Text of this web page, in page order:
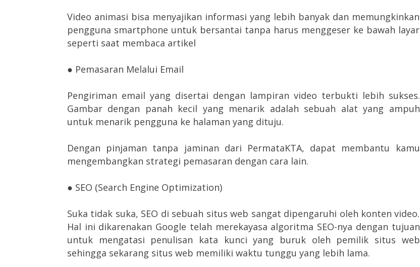
Video animasi bisa menyajikan informasi yang lebih banyak dan memungkinkan
pengguna smartphone untuk bersantai tanpa harus menggeser ke bawah layar
seperti saat membaca artikel
● Pemasaran Melalui Email
Pengiriman email yang disertai dengan lampiran video terbukti lebih sukses.
Gambar dengan panah kecil yang menarik adalah sebuah alat yang ampuh
untuk menarik pengguna ke halaman yang dituju.
Dengan pinjaman tanpa jaminan dari PermataKTA, dapat membantu kamu
mengembangkan strategi pemasaran dengan cara lain.
● SEO (Search Engine Optimization)
Suka tidak suka, SEO di sebuah situs web sangat dipengaruhi oleh konten video.
Hal ini dikarenakan Google telah merekayasa algoritma SEO-nya dengan tujuan
untuk mengatasi penulisan kata kunci yang buruk oleh pemilik situs web
sehingga sekarang situs web memiliki waktu tunggu yang lebih lama.